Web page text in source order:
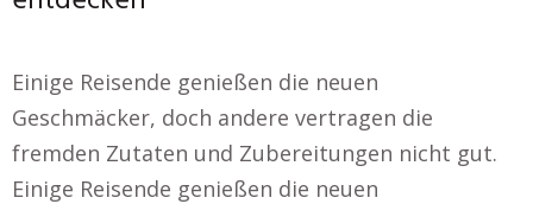
Einige Reisende genießen die neuen
Geschmäcker, doch andere vertragen die
fremden Zutaten und Zubereitungen nicht gut.
Einige Reisende genießen die neuen